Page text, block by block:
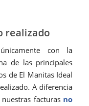
realizado
con la
de las principales
de El Manitas Ideal
A diferencia
facturas no